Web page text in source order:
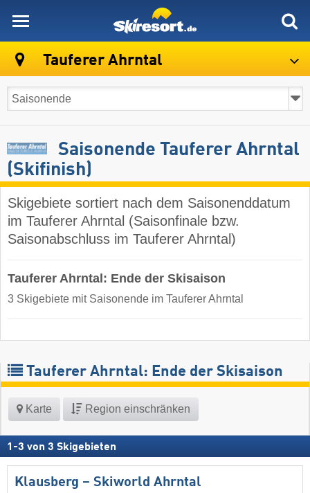
Tauferer Ahrntal
Saisonende Tauferer Ahrntal
(Skifinish)
Skigebiete sortiert nach dem Saisonenddatum
im Tauferer Ahrntal (Saisonfinale bzw.
Saisonabschluss im Tauferer Ahrntal)
Tauferer Ahrntal: Ende der Skisaison
3 Skigebiete mit Saisonende im Tauferer Ahrntal
Tauferer Ahrntal: Ende der Skisaison
Karte Region einschränken
1 -3 von 3 Skigebieten
Klausberg – Skiworld Ahrntal